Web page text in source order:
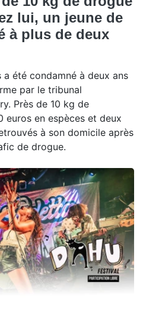
lui, un jeune de
à plus de deux
a été condamné à deux ans
par le tribunal
Près de 10 kg de
euros en espèces et deux
à son domicile après
de drogue.